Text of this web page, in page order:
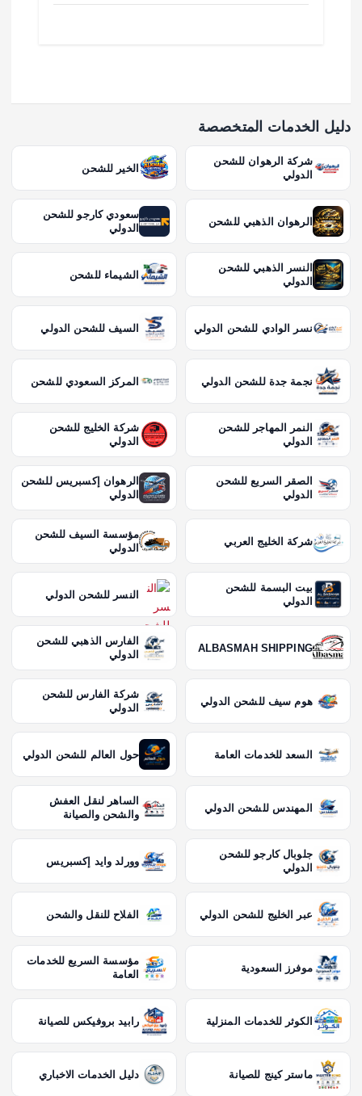
دليل الخدمات المتخصصة
شركة الرهوان للشحن
الدولي
الخير للشحن
الرهوان الذهبي للشحن
سعودي كارجو للشحن
الدولي
النسر الذهبي للشحن
الدولي
الشيماء للشحن
نسر الوادي للشحن الدولي السيف للشحن الدولي
نجمة جدة للشحن الدولي المركز السعودي للشحن
النمر المهاجر للشحن
الدولي
شركة الخليج للشحن
الدولي
الصقر السريع للشحن
الدولي
الرهوان إكسبريس للشحن
الدولي
شركة الخليج العربي
مؤسسة السيف للشحن
الدولي
بيت البسمة للشحن
الدولي
النسر للشحن الدولي
ALBASMAH SHIPPING
الفارس الذهبي للشحن
الدولي
هوم سيف للشحن الدولي
شركة الفارس للشحن
الدولي
السعد للخدمات العامة حول العالم للشحن الدولي
المهندس للشحن الدولي
الساهر لنقل العفش
والشحن والصيانة
جلوبال كارجو للشحن
الدولي
وورلد وايد إكسبريس
عبر الخليج للشحن الدولي الفلاح للنقل والشحن
موفرز السعودية
مؤسسة السريع للخدمات
العامة
الكوثر للخدمات المنزلية رابيد بروفيكس للصيانة
ماستر كينج للصيانة دليل الخدمات الاخباري